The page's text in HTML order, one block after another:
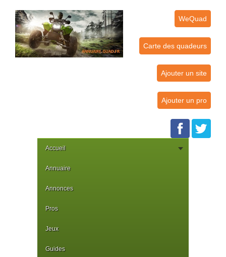
WeQuad
Carte des quadeurs
Ajouter un site
Ajouter un pro
Accueil
Annuaire
Annonces
Pros
Jeux
Guides